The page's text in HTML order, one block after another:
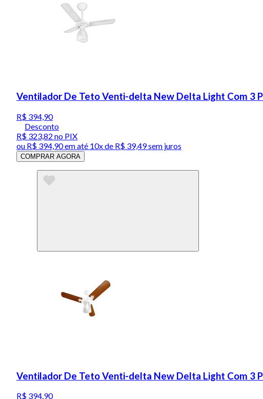
Ventilador De Teto Venti-delta New Delta Light Com 3
R$ 394,90
Desconto
R$ 323,82 no PIX
ou R$ 394,90em até 10x de R$ 39,49 sem juros
COMPRAR AGORA
Ventilador De Teto Venti-delta New Delta Light Com 3
R$ 394,90